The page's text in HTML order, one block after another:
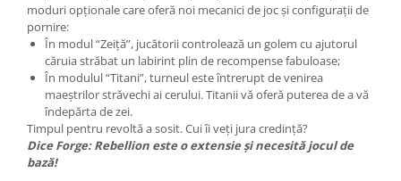
moduri opționale care oferă noi mecanici de joc și configurații de
pornire:
În modul “Zeiță”, jucătorii controlează un golem cu ajutorul
căruia străbat un labirint plin de recompense fabuloase;
În modulul “Titani”, turneul este întrerupt de venirea
maeștrilor străvechi ai cerului. Titanii vă oferă puterea de a vă
îndepărta de zei.
Timpul pentru revoltă a sosit. Cui îi veți jura credință?
Dice Forge: Rebellion este o extensie și necesită jocul de
bază!